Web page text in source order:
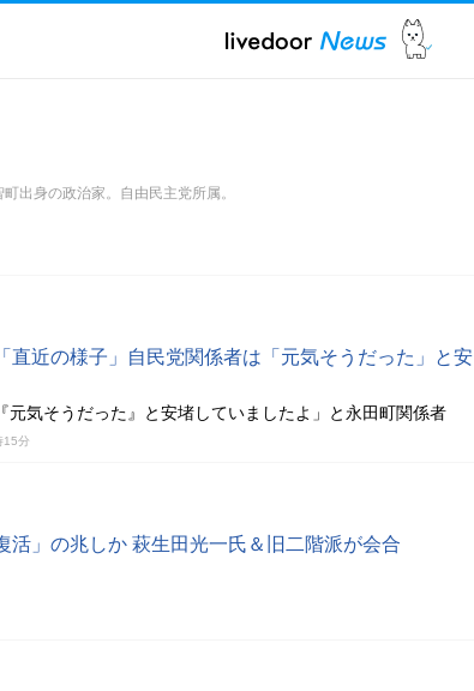
出身の政治家。自由民主党所属。
直近の様子」自民党関係者は「元気そうだった」と安
元気そうだった』と安堵していましたよ」と永田町関係者
15分
活」の兆しか 萩生田光一氏＆旧二階派が会合